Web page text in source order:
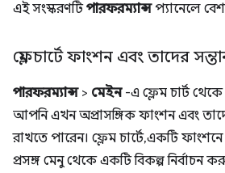
এই সংস্করণটিপারফরম্যান্সপ্যানেলে বেশ
ফ্লেম চার্টে ফাংশন এবং তাদের
পারফরম্যান্স> মেইন-এ ফ্লেম চার্ট
আপনি এখন অপ্রাসঙ্গিক ফাংশন এবং
রাখতে পারেন। ফ্লেম চার্টে, একটি
প্রসঙ্গ মেনু থেকে একটি বিকল্প নির্বাচন